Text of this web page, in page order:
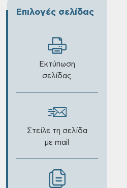
Επιλογές σελίδας
Εκτύπωση
σελίδας
Στείλε τη σελίδα
με mail